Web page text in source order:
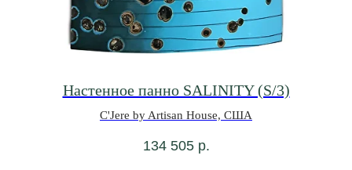
Настенное панно SALINITY (S/3)
C'Jere by Artisan House, США
134 505 р.